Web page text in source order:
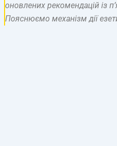
оновлених рекомендацій із
Пояснюємо механізм дії